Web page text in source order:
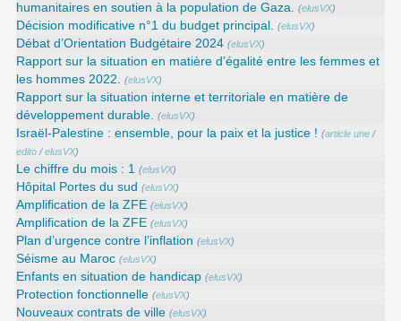
humanitaires en soutien à la population de Gaza. (elusVX)
Décision modificative n°1 du budget principal. (elusVX)
Débat d’Orientation Budgétaire 2024 (elusVX)
Rapport sur la situation en matière d’égalité entre les femmes et
les hommes 2022. (elusVX)
Rapport sur la situation interne et territoriale en matière de
développement durable. (elusVX)
Israël-Palestine : ensemble, pour la paix et la justice ! (article une /
edito /elusVX)
Le chiffre du mois : 1 (elusVX)
Hôpital Portes du sud (elusVX)
Amplification de la ZFE (elusVX)
Amplification de la ZFE (elusVX)
Plan d’urgence contre l’inflation (elusVX)
Séisme au Maroc (elusVX)
Enfants en situation de handicap (elusVX)
Protection fonctionnelle (elusVX)
Nouveaux contrats de ville (elusVX)